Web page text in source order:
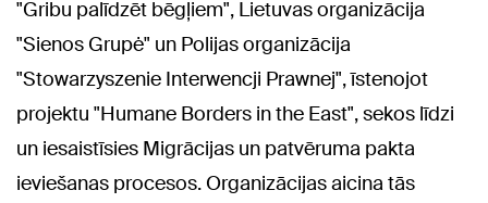
"Gribu palīdzēt bēgļiem", Lietuvas organizācija
"Sienos Grupė" un Polijas organizācija
"Stowarzyszenie Interwencji Prawnej", īstenojot
projektu "Humane Borders in the East", sekos līdzi
un iesaistīsies Migrācijas un patvēruma pakta
ieviešanas procesos. Organizācijas aicina tās